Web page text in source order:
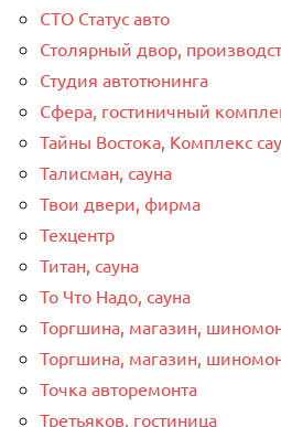
СТО Статус авто
Столярный двор,
Студия автотюнинга
Сфера, гостиничный
Тайны Востока, Комплекс
Талисман, сауна
Твои двери, фирма
Техцентр
Титан, сауна
То Что Надо, сауна
Торгшина, магазин,
Торгшина, магазин,
Точка авторемонта
Третьяков, гостиница